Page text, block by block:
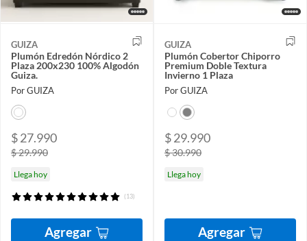
GUIZA
Plumón Edredón Nórdico 2
Plaza 200x230 100% Algodón
Guiza.
Por GUIZA
$ 27.990
$ 29.990
Llega hoy
(13)
Agregar
GUIZA
Plumón Cobertor Chiporro
Premium Doble Textura
Invierno 1 Plaza
Por GUIZA
$ 29.990
$ 30.990
Llega hoy
Agregar